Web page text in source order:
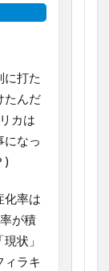
に打た
たんだ
カは
になっ
)
化率は
が積
状」
ィラキ